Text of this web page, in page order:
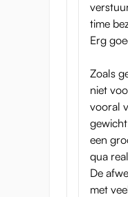
terwijl je
Maak je klaar
Ontdek je
Nakadashi Life!
seksspeeltje is
te vervullen.
staven voor
kun je haar in
bewegen - dus
worden in de
time
Erg
Zoals
niet
vooral
een
qua
De
met